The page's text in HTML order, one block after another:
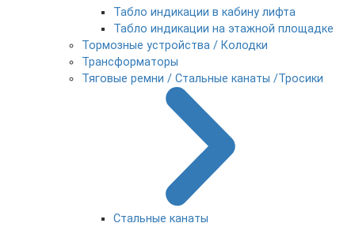
Табло индикации в кабину лифта
Табло индикации на этажной площадке
Тормозные устройства / Колодки
Трансформаторы
Тяговые ремни / Стальные канаты /Тросики
Стальные канаты